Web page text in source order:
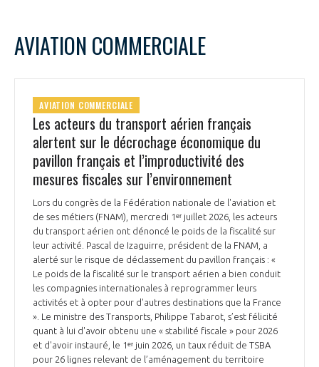
PRÉSENTATION
NOTRE VISION
NOS MISSIONS
NOTRE HISTOIRE
ORGANISATION
LE CONSEIL DU GIFAS
L’ÉQUIPE DU GIFAS
NOS RÉSEAUX À L'INTERNATIONAL
FONCTIONNEMENT
GEADS
COMITÉ AERO PME
STARTAIR
COMMISSIONS ET COMITÉS
ACCOMPAGNEMENT DE NOS ADHÉRENTS
LES PROGRAMMES DU GIFAS
UN ÉCOSYSTÈME INTÉGRÉ ET COHÉRENT
POURQUOI DEVENIR MEMBRE ?
LA MÉDIATION
LA MÉDIATION DANS LA FILIÈRE AÉRONAUTIQUE ET SPATIALE
LE MÉDIATEUR DE LA FILIÈRE AÉRONAUTIQUE ET SPATIALE
LE SALON DU BOURGET
L'OBSERVATOIRE
L
M M J
1 2 3 4
5
6
7
13
14
21 22 23 25
31
AVIATION COMMERCIALE
AVIATION COMMERCIALE
Les acteurs du transport aérien français
alertent sur le décrochage économique du
pavillon français et l’improductivité des
mesures fiscales sur l’environnement
Lors du congrès de la Fédération nationale de l'aviation et
de ses métiers (FNAM), mercredi 1ᵉʳ juillet 2026, les acteurs
du transport aérien ont dénoncé le poids de la fiscalité sur
leur activité. Pascal de Izaguirre, président de la FNAM, a
alerté sur le risque de déclassement du pavillon français : «
Le poids de la fiscalité sur le transport aérien a bien conduit
les compagnies internationales à reprogrammer leurs
activités et à opter pour d'autres destinations que la France
». Le ministre des Transports, Philippe Tabarot, s’est félicité
quant à lui d'avoir obtenu une « stabilité fiscale » pour 2026
et d'avoir instauré, le 1ᵉʳ juin 2026, un taux réduit de TSBA
pour 26 lignes relevant de l’aménagement du territoire
Rejoignez une filière d’excellence et développez
Découvrez les avantages d'adhérer au GIFAS.
Rencontres, salons, données sectorielles,
programmes ...